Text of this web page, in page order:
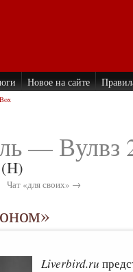
Новое на сайте
— Вулвз
(H)
Чат «для своих» →
Liverbird.ru